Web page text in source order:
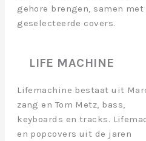
gehore brengen, samen
geselecteerde covers.
LIFE MACHINE
Lifemachine bestaat uit
zang en Tom Metz, bass,
keyboards en tracks.
en popcovers uit de jaren